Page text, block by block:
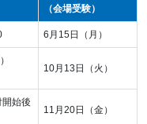
（会場受験）
6月15日（月）
10月13日（火）
始後
11月20日（金）